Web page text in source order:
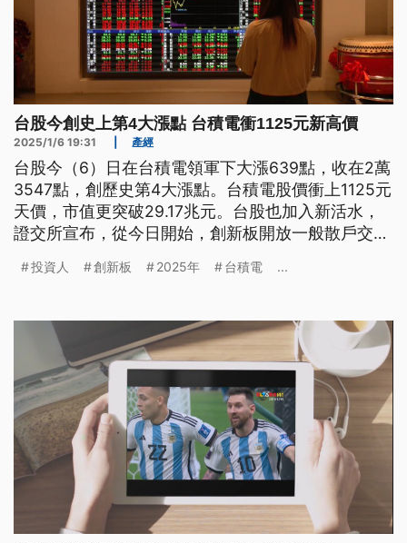
台股今創史上第4大漲點 台積電衝1125元新高價
2025/1/6 19:31 產經
台股今（6）日在台積電領軍下大漲639點，收在2萬
3547點，創歷史第4大漲點。台積電股價衝上1125元
天價，市值更突破29.17兆元。台股也加入新活水，
證交所宣布，從今日開始，創新板開放一般散戶交
投資人 創新板 2025年 台積電 ...